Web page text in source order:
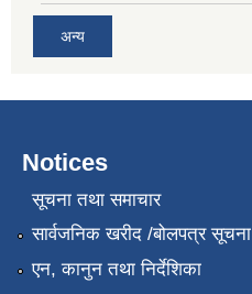
अन्य
Notices
सूचना तथा समाचार
सार्वजनिक खरीद /बोलपत्र सूचना
एन, कानुन तथा निर्देशिका